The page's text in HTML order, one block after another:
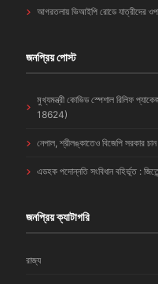
আগরতলায় ভিআইপি রোডে যাত্রীদের
জনপ্রিয় পোস্ট
মুখ্যমন্ত্রী কোভিড স্পেশাল রিলিফ
18624)
নেপাল, শ্রীলঙ্কাতেও বিজেপি সরকার
এডহক পদোন্নতি সংবিধান বহির্ভূত :
জনপ্রিয় ক্যাটাগরি
রাজ্য